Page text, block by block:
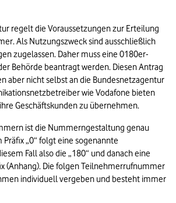
regelt die Voraussetzungen zur Erteilung
Als Nutzungszweck sind ausschließlich
zugelassen. Daher muss eine 0180er-
Behörde beantragt werden. Diesen Antrag
aber nicht selbst an die Bundesnetzagentur
wie Vodafone bieten
Geschäftskunden zu übernehmen.
ist die Nummerngestaltung genau
„0“ folgt eine sogenannte
Fall also die „180“ und danach eine
(Anhang). Die folgen Teilnehmerrufnummer
individuell vergeben und besteht immer